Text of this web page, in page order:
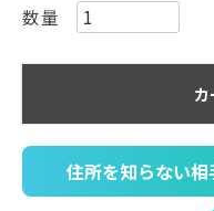
住所を知らない